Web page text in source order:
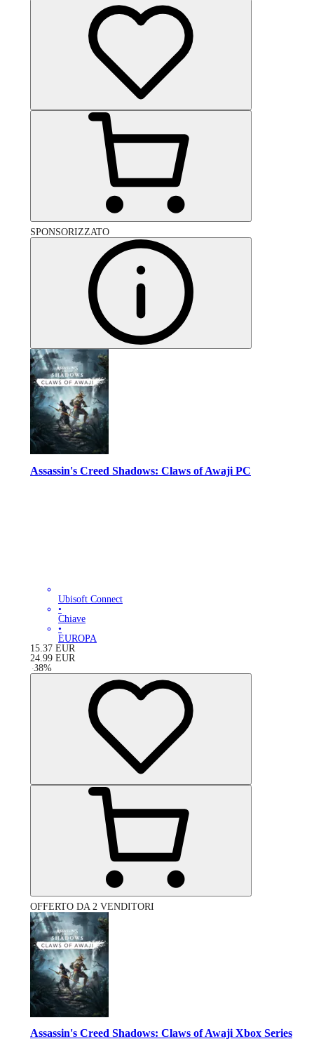
SPONSORIZZATO
Assassin's Creed Shadows: Claws of Awaji PC
Ubisoft Connect
•
Chiave
•
EUROPA
15.37 EUR
24.99 EUR
-38%
OFFERTO DA 2 VENDITORI
Assassin's Creed Shadows: Claws of Awaji Xbox Series